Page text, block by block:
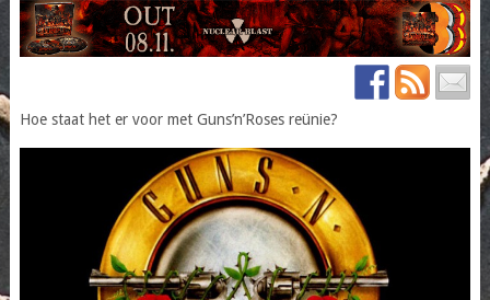
Hoe staat het er voor met Guns’n’Roses reünie?